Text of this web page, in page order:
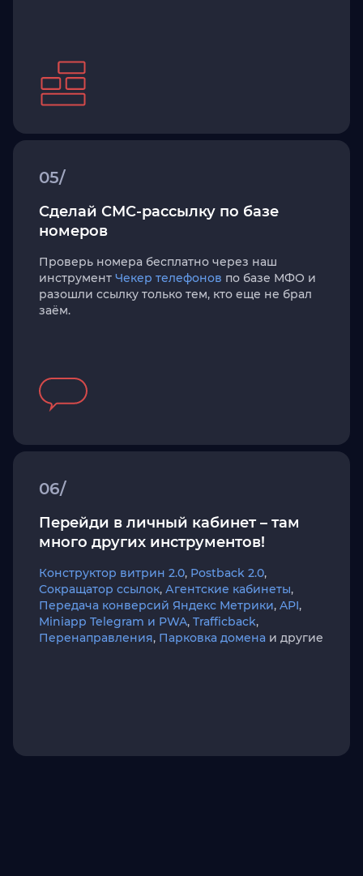
05/
Сделай СМС-рассылку по базе
номеров
Проверь номера бесплатно через наш
инструмент Чекер телефонов по базе МФО и
разошли ссылку только тем, кто еще не брал
заём.
06/
Перейди в личный кабинет – там
много других инструментов!
Конструктор витрин 2.0, Postback 2.0,
Сокращатор ссылок, Агентские кабинеты,
Передача конверсий Яндекс Метрики, API,
Miniapp Telegram и PWA, Trafficback,
Перенаправления, Парковка домена и другие